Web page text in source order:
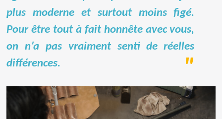
plus moderne et surtout moins figé.
Pour être tout à fait honnête avec vous,
on n’a pas vraiment senti de réelles
différences.